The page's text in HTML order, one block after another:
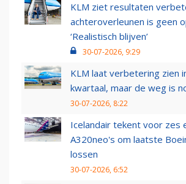
KLM ziet resultaten
achteroverleunen is geen
‘Realistisch blijven’
30-07-2026, 9:29
KLM laat verbetering zien
kwartaal, maar de weg is
30-07-2026, 8:22
Icelandair tekent voor zes
A320neo's om laatste
lossen
30-07-2026, 6:52